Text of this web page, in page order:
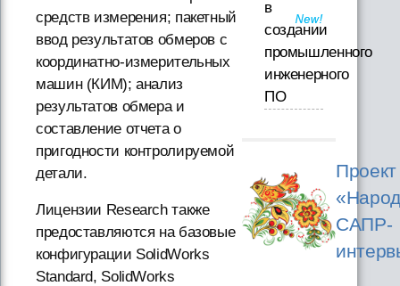
средств измерения; пакетный
ввод результатов обмеров с
координатно-измерительных
машин (КИМ); анализ
результатов обмера и
составление отчета о
пригодности контролируемой
детали.
Лицензии Research также
предоставляются на базовые
конфигурации SolidWorks
Standard, SolidWorks
в
создании
промышленного
инженерного
ПО
Проект
САПР-